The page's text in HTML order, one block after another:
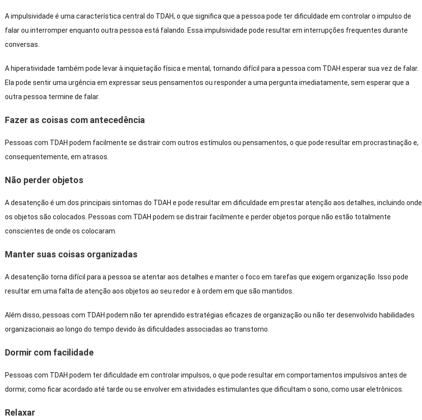
A impulsividade é uma característica central do TDAH, o que significa que a pessoa pode ter dificuldade em controlar o impulso de
falar ou interromper enquanto outra pessoa está falando. Essa impulsividade pode resultar em interrupções frequentes durante
conversas.
A hiperatividade também pode levar à inquietação física e mental, tornando difícil para a pessoa com TDAH esperar sua vez de falar.
Ela pode sentir uma urgência em expressar seus pensamentos ou responder a uma pergunta imediatamente, sem esperar que a
outra pessoa termine de falar.
Fazer as coisas com antecedência
Pessoas com TDAH podem facilmente se distrair com outros estímulos ou pensamentos, o que pode resultar em procrastinação e,
consequentemente, em atrasos.
Não perder objetos
A desatenção é um dos principais sintomas do TDAH e pode resultar em dificuldade em prestar atenção aos detalhes, incluindo onde
os objetos são colocados. Pessoas com TDAH podem se distrair facilmente e perder objetos porque não estão totalmente
conscientes de onde os colocaram.
Manter suas coisas organizadas
A desatenção torna difícil para a pessoa se atentar aos detalhes e manter o foco em tarefas que exigem organização. Isso pode
resultar em uma falta de atenção aos objetos ao seu redor e à ordem em que são mantidos.
Além disso, pessoas com TDAH podem não ter aprendido estratégias eficazes de organização ou não ter desenvolvido habilidades
organizacionais ao longo do tempo devido às dificuldades associadas ao transtorno.
Dormir com facilidade
Pessoas com TDAH podem ter dificuldade em controlar impulsos, o que pode resultar em comportamentos impulsivos antes de
dormir, como ficar acordado até tarde ou se envolver em atividades estimulantes que dificultam o sono, como usar eletrônicos.
Relaxar